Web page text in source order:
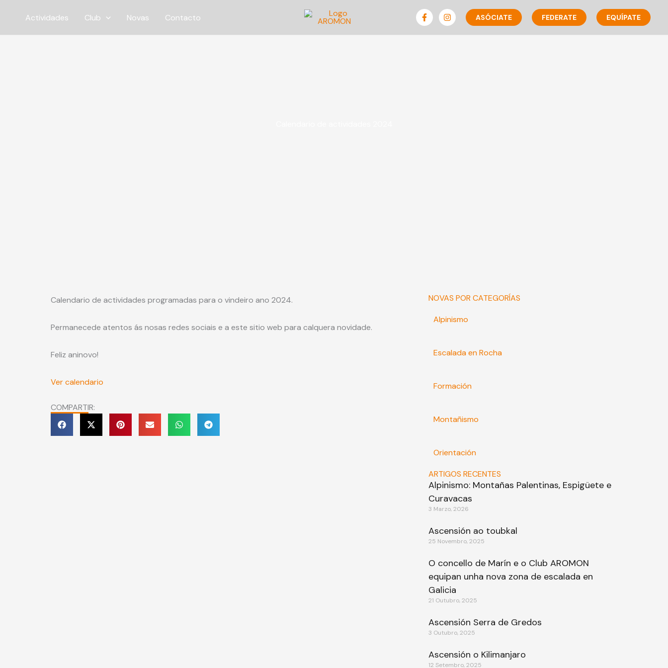
contido
Actividades Club Novas Contacto ASÓCIATE FEDERATE EQUÍPATE
Calendario de actividades programadas para o vindeiro ano 2024.
Permanecede atentos ás nosas redes sociais e a este sitio web para calquera novidade.
Feliz aninovo!
Ver calendario
COMPARTIR:
NOVAS POR CATEGORÍAS
Alpinismo
Escalada en Rocha
Formación
Montañismo
Orientación
ARTIGOS RECENTES
Alpinismo: Montañas Palentinas, Espigüete e
Curavacas
3 Marzo, 2026
Ascensión ao toubkal
25 Novembro, 2025
O concello de Marín e o Club AROMON
equipan unha nova zona de escalada en
Galicia
21 Outubro, 2025
Ascensión Serra de Gredos
3 Outubro, 2025
Ascensión o Kilimanjaro
12 Setembro, 2025